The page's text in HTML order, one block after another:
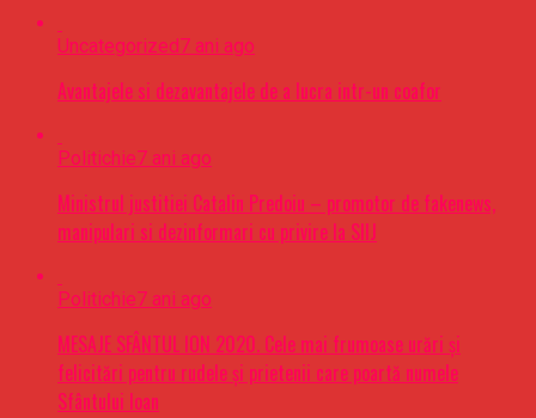
Uncategorized7 ani ago
Avantajele si dezavantajele de a lucra intr-un coafor
Politichie7 ani ago
Ministrul justitiei Catalin Predoiu – promotor de fakenews,
manipulari si dezinformari cu privire la SIIJ
Politichie7 ani ago
MESAJE SFÂNTUL ION 2020. Cele mai frumoase urări şi
felicitări pentru rudele şi prietenii care poartă numele
Sfântului Ioan